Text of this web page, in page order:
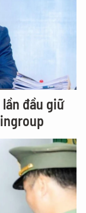
đầu giữ